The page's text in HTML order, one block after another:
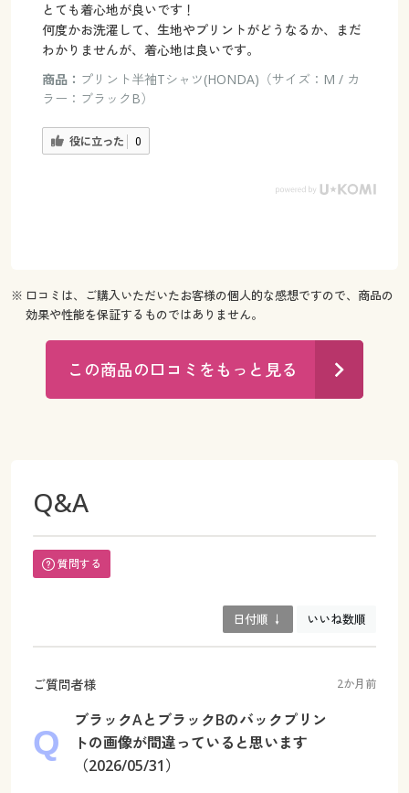
とても着心地が良いです！
何度かお洗濯して、生地やプリントがどうなるか、まだ
わかりませんが、着心地は良いです。
商品： プリント半袖Tシャツ(HONDA)（サイズ：M / カ
ラー：ブラックB）
役に立った 0
※ 口コミは、ご購入いただいたお客様の個人的な感想ですので、商品の
効果や性能を保証するものではありません。
この商品の口コミをもっと見る
Q&A
質問する
日付順 ↓ いいね数順
ご質問者様 2か月前
ブラックAとブラックBのバックプリン
トの画像が間違っていると思います
（2026/05/31）